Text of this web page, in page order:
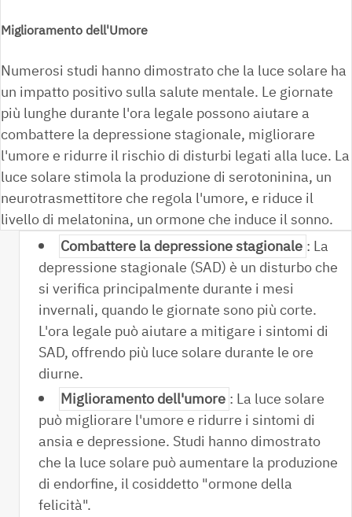
Miglioramento dell'Umore
Numerosi studi hanno dimostrato che la luce solare ha
un impatto positivo sulla salute mentale. Le giornate
più lunghe durante l'ora legale possono aiutare a
combattere la depressione stagionale, migliorare
l'umore e ridurre il rischio di disturbi legati alla luce. La
luce solare stimola la produzione di serotoninina, un
neurotrasmettitore che regola l'umore, e riduce il
livello di melatonina, un ormone che induce il sonno.
Combattere la depressione stagionale : La
depressione stagionale (SAD) è un disturbo che
si verifica principalmente durante i mesi
invernali, quando le giornate sono più corte.
L'ora legale può aiutare a mitigare i sintomi di
SAD, offrendo più luce solare durante le ore
diurne.
Miglioramento dell'umore : La luce solare
può migliorare l'umore e ridurre i sintomi di
ansia e depressione. Studi hanno dimostrato
che la luce solare può aumentare la produzione
di endorfine, il cosiddetto "ormone della
felicità".